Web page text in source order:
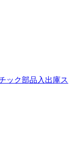
ック部品入出庫ス